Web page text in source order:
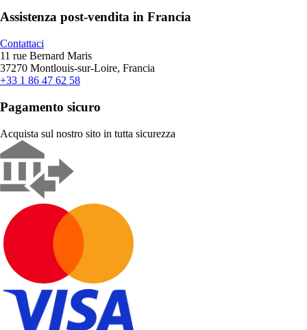
Assistenza post-vendita in Francia
Contattaci
11 rue Bernard Maris
37270 Montlouis-sur-Loire, Francia
+33 1 86 47 62 58
Pagamento sicuro
Acquista sul nostro sito in tutta sicurezza